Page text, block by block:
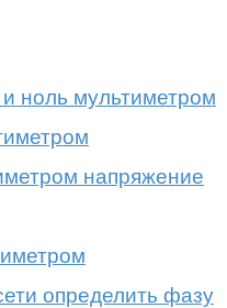
ноль мультиметром
напряжение
определить фазу